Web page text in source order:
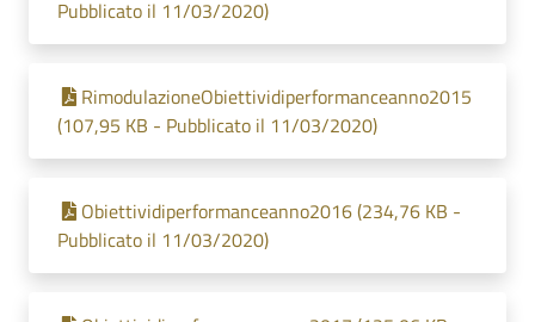
Pubblicato il 11/03/2020)
RimodulazioneObiettividiperformanceanno2015
(107,95 KB - Pubblicato il 11/03/2020)
Obiettividiperformanceanno2016 (234,76 KB -
Pubblicato il 11/03/2020)